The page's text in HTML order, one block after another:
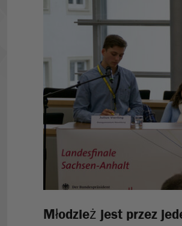
Młodzież jest przez